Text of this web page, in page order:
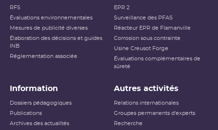
RFS
Évaluations environnementales
Mesures de publicité diverses
Élaboration des décisions et guides
INB
Réglementation associée
EPR 2
Surveillance des PFAS
Réacteur EPR de Flamanville
Corrosion sous contrainte
Usine Creusot Forge
Évaluations complémentaires de
sûreté
Information
Dossiers pédagogiques
Publications
Archives des actualités
Autres activités
Relations internationales
Groupes permanents d'experts
Recherche